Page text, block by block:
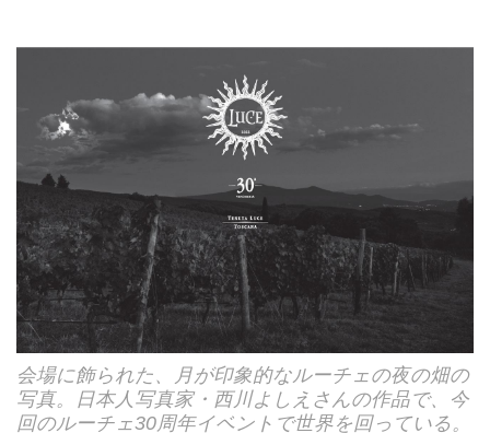
会場に飾られた、月が印象的なルーチェの夜の畑の
写真。日本人写真家・西川よしえさんの作品で、今
回のルーチェ30周年イベントで世界を回っている。